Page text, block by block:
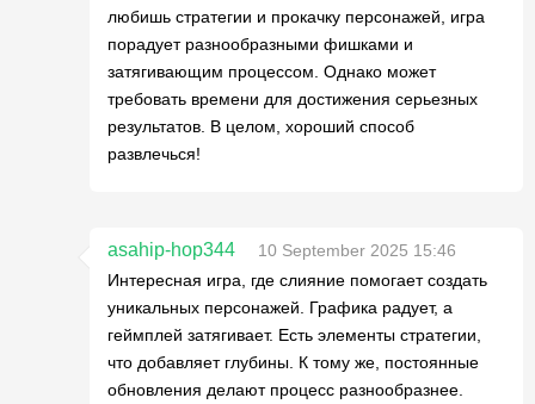
любишь стратегии и прокачку персонажей, игра
порадует разнообразными фишками и
затягивающим процессом. Однако может
требовать времени для достижения серьезных
результатов. В целом, хороший способ
развлечься!
asahip-hop344
10 September 2025 15:46
Интересная игра, где слияние помогает создать
уникальных персонажей. Графика радует, а
геймплей затягивает. Есть элементы стратегии,
что добавляет глубины. К тому же, постоянные
обновления делают процесс разнообразнее.